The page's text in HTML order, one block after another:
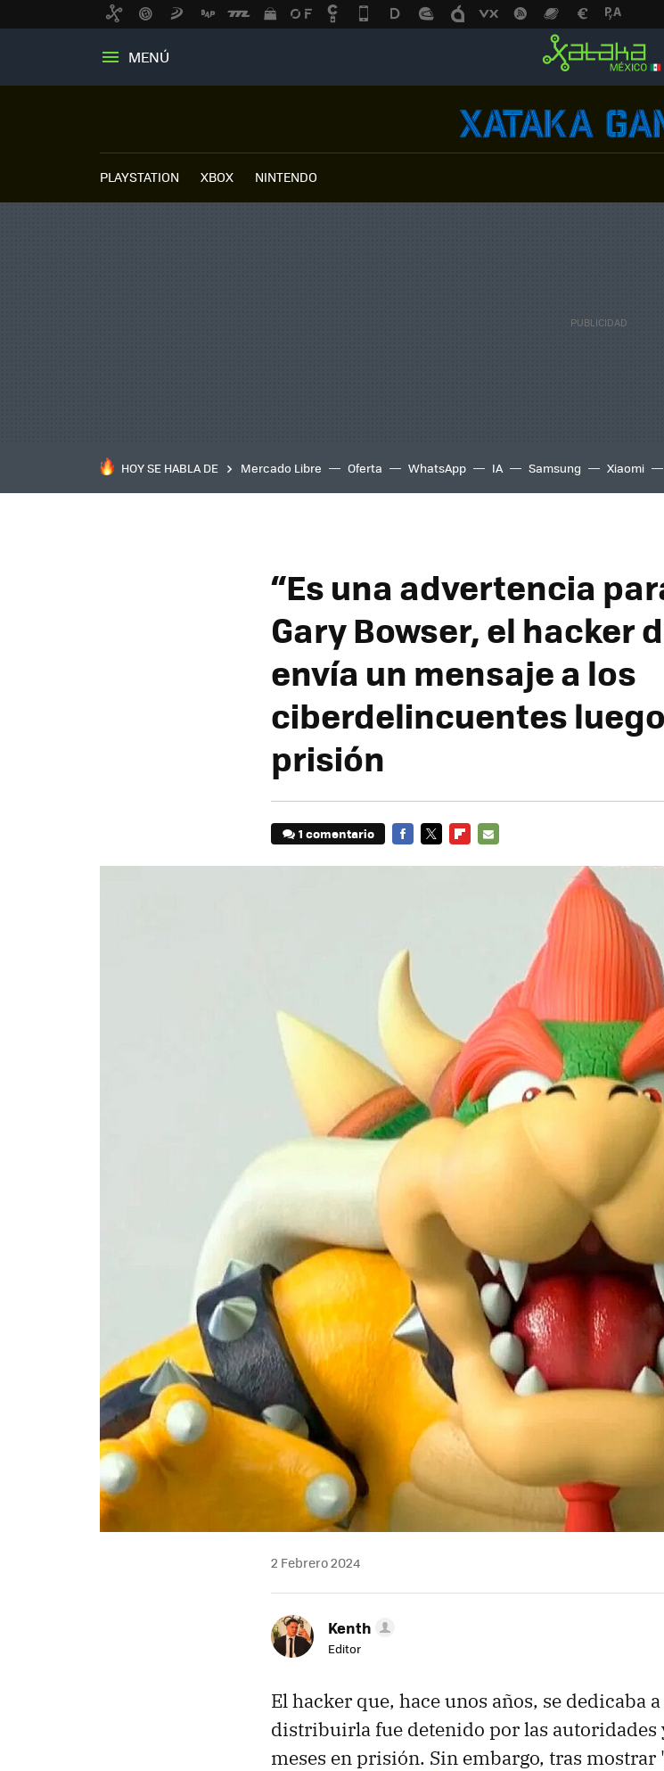
MENÚ
PLAYSTATION XBOX NINTENDO
HOY SE HABLA DE Mercado Libre Oferta WhatsApp IA Samsung Xiaomi
“Es una advertencia
Gary Bowser, el hacker
envía un mensaje a los
ciberdelincuentes
prisión
1 comentario
2 Febrero 2024
Kenth
Editor
El hacker que, hace unos años, se
distribuirla fue detenido por las autoridades
meses en prisión. Sin embargo, tras mostrar